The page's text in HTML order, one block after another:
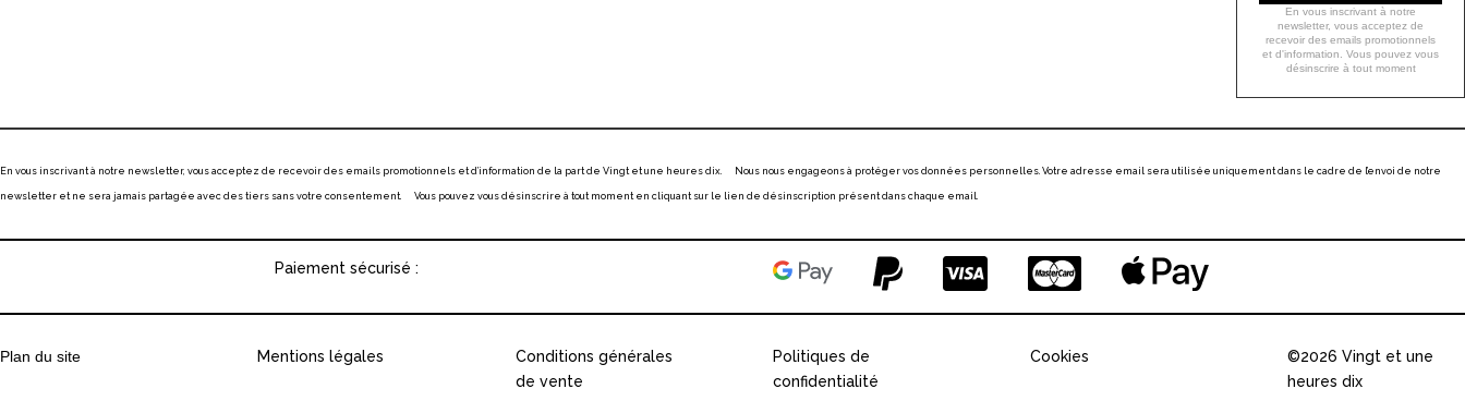
En vous inscrivant à notre
newsletter, vous acceptez de
recevoir des emails promotionnels
et d'information. Vous pouvez vous
désinscrire à tout moment
En vous inscrivant à notre newsletter, vous acceptez de recevoir des emails promotionnels et d’information de la part de Vingt et une heures dix. Nous nous engageons à protéger vos données personnelles. Votre adresse email sera utilisée uniquement dans le cadre de l’envoi de notre
newsletter et ne sera jamais partagée avec des tiers sans votre consentement. Vous pouvez vous désinscrire à tout moment en cliquant sur le lien de désinscription présent dans chaque email.
Paiement sécurisé :
Plan du site Mentions légales
Conditions générales
de vente
Politiques de
confidentialité
Cookies
©2026 Vingt et une
heures dix